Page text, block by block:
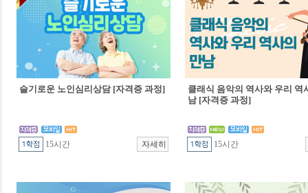
슬기로운 노인심리상담 [자격증 과정]
15시간
클래식 음악의 역사와 우리 역
남 [자격증 과정]
15시간